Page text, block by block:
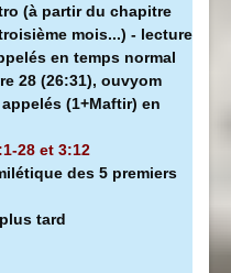
(à partir du chapitre
mois...) - lecture
en temps normal
28 (26:31), ouvyom
(1+Maftir) en
28 et 3:12
des 5 premiers
tard